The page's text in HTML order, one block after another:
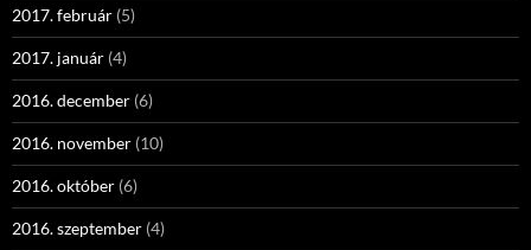
2017. február (5)
2017. január (4)
2016. december (6)
2016. november (10)
2016. október (6)
2016. szeptember (4)